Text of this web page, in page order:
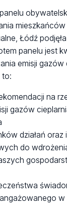
mieszkańców
Łódź
panelu jest
emisji gazów
to:
na
gazów
działań
do
w